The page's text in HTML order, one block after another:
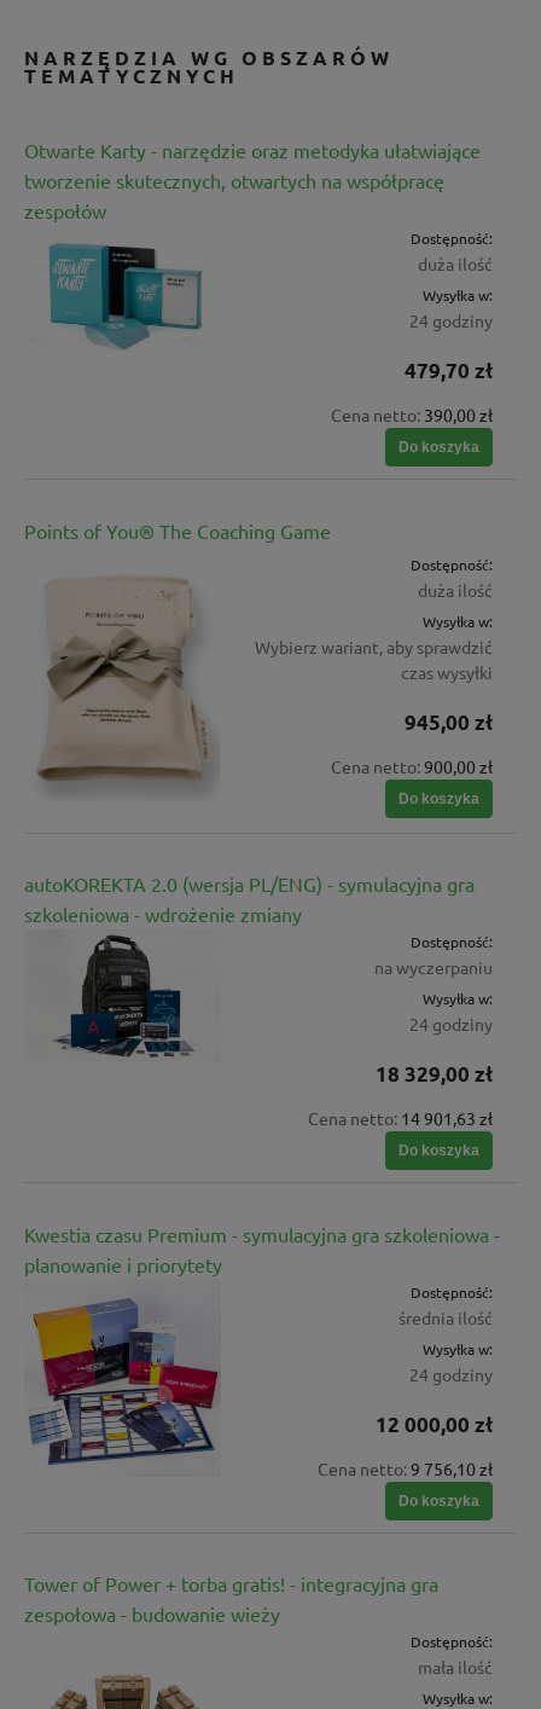
NARZĘDZIA WG OBSZARÓW
TEMATYCZNYCH
Otwarte Karty - narzędzie oraz metodyka ułatwiające
tworzenie skutecznych, otwartych na współpracę
zespołów
Dostępność:
duża ilość
Wysyłka w:
24 godziny
479,70 zł
Cena netto: 390,00 zł
Do koszyka
Points of You® The Coaching Game
Dostępność:
duża ilość
Wysyłka w:
Wybierz wariant, aby sprawdzić
czas wysyłki
945,00 zł
Cena netto:900,00 zł
Do koszyka
autoKOREKTA 2.0 (wersja PL/ENG) - symulacyjna gra
szkoleniowa - wdrożenie zmiany
Dostępność:
na wyczerpaniu
Wysyłka w:
24 godziny
18 329,00 zł
Cena netto: 14 901,63 zł
Do koszyka
Kwestia czasu Premium - symulacyjna gra szkoleniowa -
planowanie i priorytety
Dostępność:
średnia ilość
Wysyłka w:
24 godziny
12 000,00 zł
Cena netto:9 756,10 zł
Do koszyka
Tower of Power + torba gratis! - integracyjna gra
zespołowa - budowanie wieży
Dostępność:
mała ilość
Wysyłka w: